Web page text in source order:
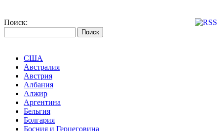
Поиск:
США
Австралия
Австрия
Албания
Алжир
Аргентина
Бельгия
Болгария
Босния и Герцеговина